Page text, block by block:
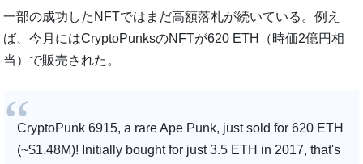
一部の成功したNFTではまだ高額落札が続いている。例え
ば、今月にはCryptoPunksのNFTが620 ETH（時価2億円相
当）で販売された。
CryptoPunk 6915, a rare Ape Punk, just sold for 620 ETH
(~$1.48M)! Initially bought for just 3.5 ETH in 2017, that's